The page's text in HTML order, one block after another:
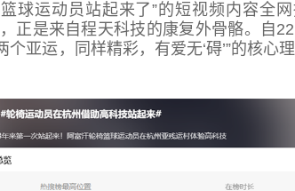
球运动员站起来了”的短视频内容全
正是来自程天科技的康复外骨骼。自
亚运，同样精彩，有爱无‘碍’”的核心